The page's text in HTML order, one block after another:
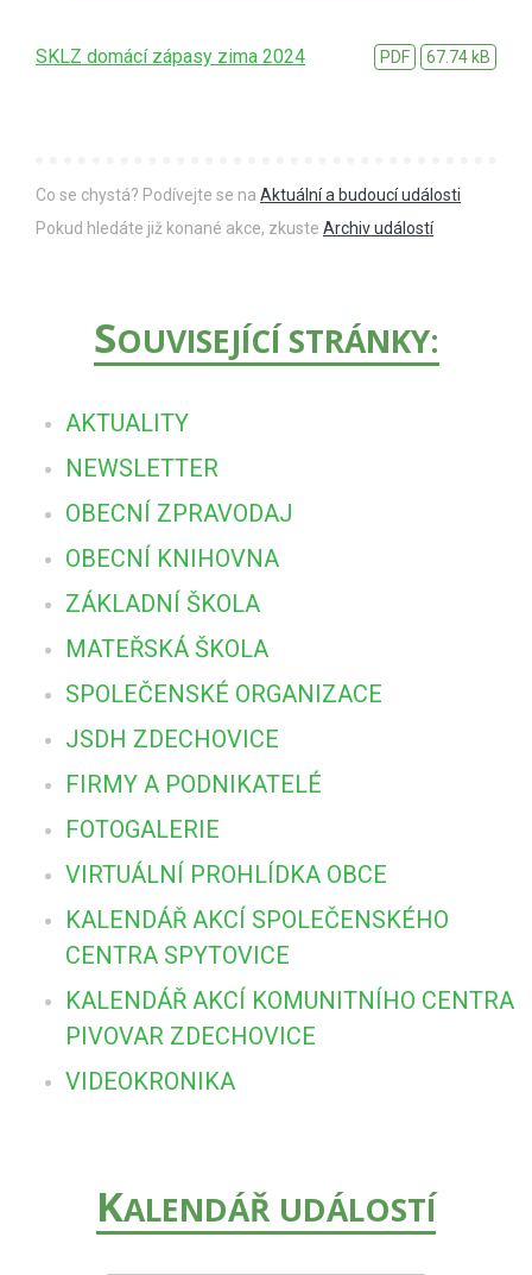
SKLZ domácí zápasy zima 2024 PDF 67.74 kB
Co se chystá? Podívejte se na Aktuální a budoucí události
Pokud hledáte již konané akce, zkuste Archiv událostí
SOUVISEJÍCÍ STRÁNKY:
AKTUALITY
NEWSLETTER
OBECNÍ ZPRAVODAJ
OBECNÍ KNIHOVNA
ZÁKLADNÍ ŠKOLA
MATEŘSKÁ ŠKOLA
SPOLEČENSKÉ ORGANIZACE
JSDH ZDECHOVICE
FIRMY A PODNIKATELÉ
FOTOGALERIE
VIRTUÁLNÍ PROHLÍDKA OBCE
KALENDÁŘ AKCÍ SPOLEČENSKÉHO
CENTRA SPYTOVICE
KALENDÁŘ AKCÍ KOMUNITNÍHO CENTRA
PIVOVAR ZDECHOVICE
VIDEOKRONIKA
KALENDÁŘ UDÁLOSTÍ